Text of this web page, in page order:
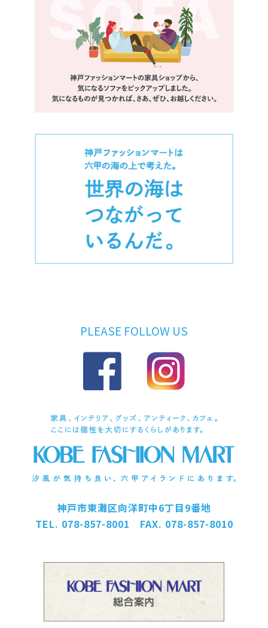
PLEASE FOLLOW US
神戸市東灘区向洋町中6丁目9番地
TEL. 078-857-8001 FAX. 078-857-8010